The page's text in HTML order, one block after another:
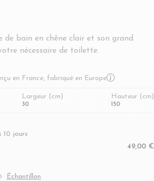
de bain en chêne clair et son grand
nécessaire de toilette.
en France, fabriqué en Europe More
Largeur (cm)
30
Hauteur (cm)
150
10 jours
49,00 €
Échantillon